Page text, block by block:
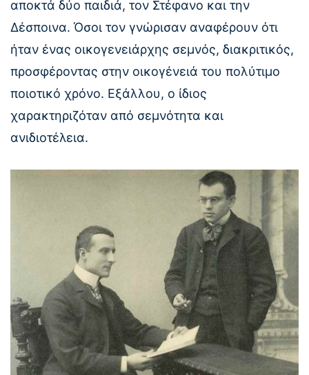
αποκτά δύο παιδιά, τον Στέφανο και την
Δέσποινα. Όσοι τον γνώρισαν αναφέρουν ότι
ήταν ένας οικογενειάρχης σεμνός, διακριτικός,
προσφέροντας στην οικογένειά του πολύτιμο
ποιοτικό χρόνο. Εξάλλου, ο ίδιος
χαρακτηριζόταν από σεμνότητα και
ανιδιοτέλεια.